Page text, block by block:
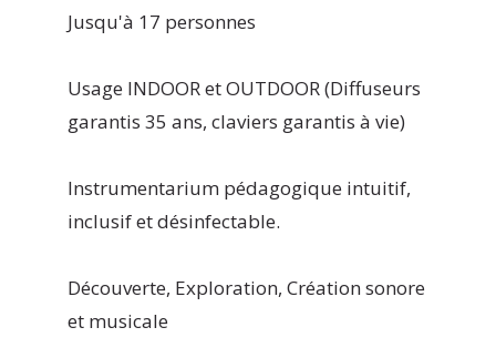
Jusqu'à 17 personnes
Usage INDOOR et OUTDOOR (Diffuseurs
garantis 35 ans, claviers garantis à vie)
Instrumentarium pédagogique intuitif,
inclusif et désinfectable.
Découverte, Exploration, Création sonore
et musicale